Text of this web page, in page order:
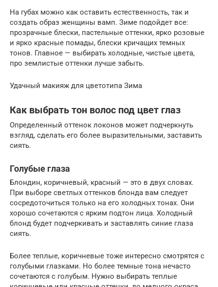
На губах можно как оставить естественность, так и
создать образ женщины вамп. Зиме подойдет все:
прозрачные блески, пастельные оттенки, ярко розовые
и ярко красные помады, блески кричащих темных
тонов. Главное — выбирать холодные, чистые цвета,
про землистые оттенки лучше забыть.
Удачный макияж для цветотипа Зима
Как выбрать тон волос под цвет глаз
Определенный оттенок локонов может подчеркнуть
взгляд, сделать его более выразительными, заставить
сиять.
Голубые глаза
Блондин, коричневый, красный — это в двух словах.
При выборе светлых оттенков блонда вам следует
сосредоточиться только на его холодных тонах. Они
хорошо сочетаются с ярким подтон лица. Холодный
блонд будет подчеркивать и заставлять синие глаза
сиять.
Более теплые, коричневые тоже интересно смотрятся с
голубыми глазками. Но более темные тона нечасто
сочетаются с голубым. Нужно выбирать теплые